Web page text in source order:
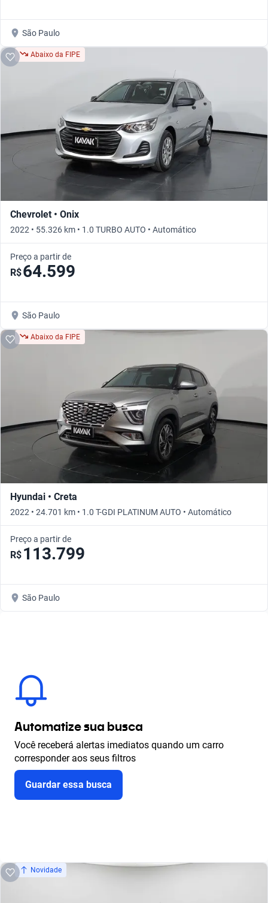
São Paulo
Abaixo da FIPE
Chevrolet • Onix
2022 • 55.326 km • 1.0 TURBO AUTO • Automático
Preço a partir de
R$64.599
São Paulo
Abaixo da FIPE
Hyundai • Creta
2022 • 24.701 km • 1.0 T-GDI PLATINUM AUTO • Automático
Preço a partir de
R$ 113.799
São Paulo
Automatize sua busca
Você receberá alertas imediatos quando um carro
corresponder aos seus filtros
Guardar essa busca
Novidade